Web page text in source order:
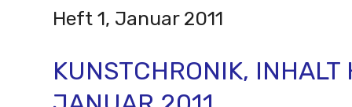
Heft 1, Januar 2011
KUNSTCHRONIK, INHALT